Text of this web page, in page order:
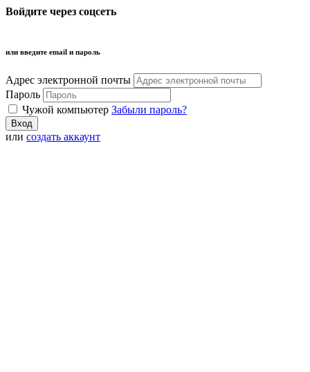
Войдите через соцсеть
или введите email и пароль
Адрес электронной почты
Пароль
Чужой компьютер Забыли пароль?
или создать аккаунт